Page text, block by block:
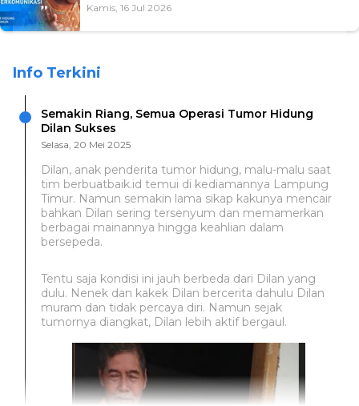
Kamis, 16 Jul 2026
Info Terkini
Semakin Riang, Semua Operasi Tumor Hidung
Dilan Sukses
Selasa, 20 Mei 2025
Dilan, anak penderita tumor hidung, malu-malu saat
tim berbuatbaik.id temui di kediamannya Lampung
Timur. Namun semakin lama sikap kakunya mencair
bahkan Dilan sering tersenyum dan memamerkan
berbagai mainannya hingga keahlian dalam
bersepeda.
Tentu saja kondisi ini jauh berbeda dari Dilan yang
dulu. Nenek dan kakek Dilan bercerita dahulu Dilan
muram dan tidak percaya diri. Namun sejak
tumornya diangkat, Dilan lebih aktif bergaul.